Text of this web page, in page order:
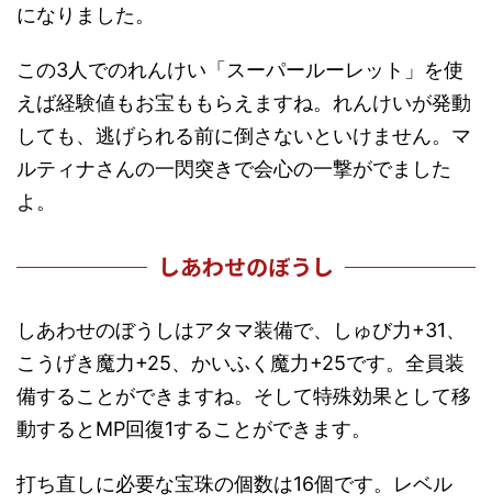
になりました。
この3人でのれんけい「スーパールーレット」を使
えば経験値もお宝ももらえますね。れんけいが発動
しても、逃げられる前に倒さないといけません。マ
ルティナさんの一閃突きで会心の一撃がでました
よ。
しあわせのぼうし
しあわせのぼうしはアタマ装備で、しゅび力+31、
こうげき魔力+25、かいふく魔力+25です。全員装
備することができますね。そして特殊効果として移
動するとMP回復1することができます。
打ち直しに必要な宝珠の個数は16個です。レベル